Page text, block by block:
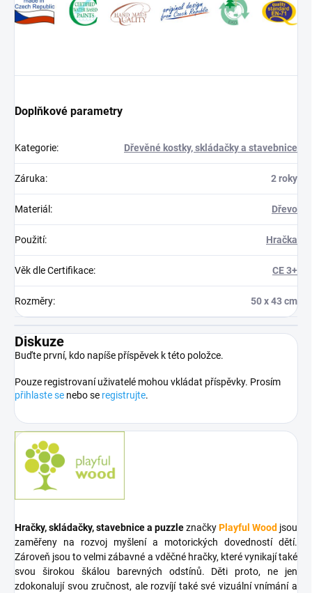
Doplňkové parametry
Kategorie: Dřevěné kostky, skládačky a stavebnice
Záruka: 2 roky
Materiál: Dřevo
Použití: Hračka
Věk dle Certifikace: CE 3+
Rozměry: 50 x 43 cm
Diskuze
Buďte první, kdo napíše příspěvek k této položce.
Pouze registrovaní uživatelé mohou vkládat příspěvky. Prosím
přihlaste se nebo se registrujte.
Hračky, skládačky, stavebnice a puzzleznačkyPlayful Wood jsou
zaměřeny na rozvoj myšlení a motorických dovedností dětí.
Zároveň jsou to velmi zábavné a vděčné hračky, které vynikají také
svou širokou škálou barevných odstínů. Děti proto, ne jen
zdokonalují svou zručnost, ale rozvíjí také své vizuální vnímání a